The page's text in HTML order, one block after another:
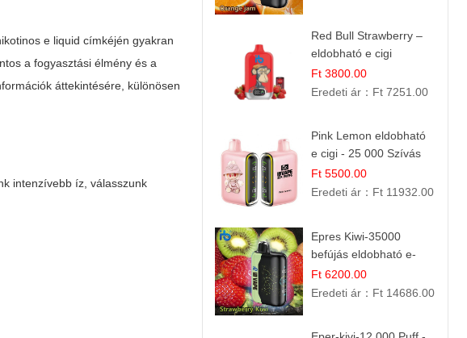
e liquid címkéjén gyakran
a fogyasztási élmény és a
áttekintésére, különösen
intenzívebb íz, válasszunk
Red Bull Strawberry –
eldobható e cigi
Ft 3800.00
Eredeti ár： Ft 7251.00
Pink Lemon eldobható
e cigi - 25 000 Szívás
Ft 5500.00
Eredeti ár： Ft 11932.00
Epres Kiwi-35000
befújás eldobható e-
cigaretta
Ft 6200.00
Eredeti ár： Ft 14686.00